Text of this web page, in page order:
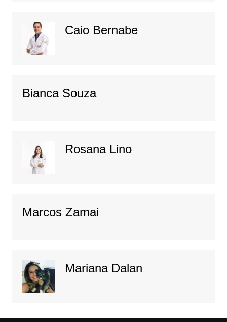
Caio Bernabe
Bianca Souza
Rosana Lino
Marcos Zamai
Mariana Dalan